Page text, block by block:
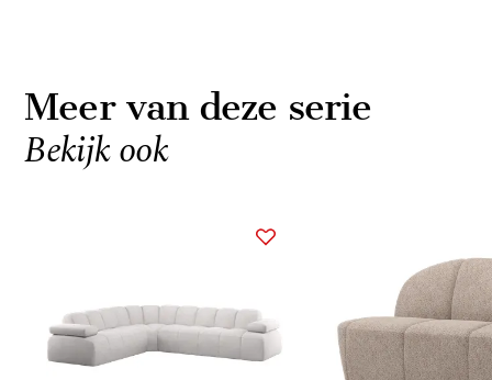
Meer van deze serie
Bekijk ook